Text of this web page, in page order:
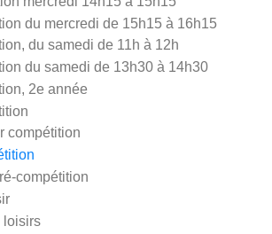
du mercredi de 15h15 à 16h15
du samedi de 11h à 12h
du samedi de 13h30 à 14h30
2e année
compétition
compétition
loisirs